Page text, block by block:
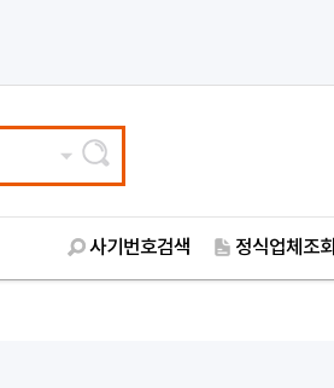
사기번호검색 정식업체조회